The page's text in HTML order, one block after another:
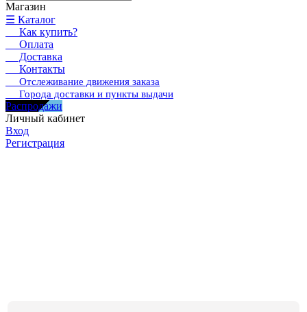
Магазин
☰ Каталог
Как купить?
Оплата
Доставка
Контакты
Отслеживание движения заказа
Города доставки и пункты выдачи
Распродажи
Личный кабинет
Вход
Регистрация